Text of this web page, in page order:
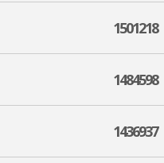
1501218
1484598
1436937